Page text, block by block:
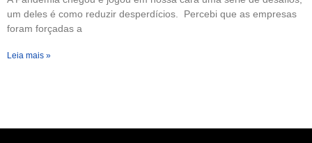
um deles é como reduzir desperdícios. Percebi que as empresas
foram forçadas a
Leia mais »